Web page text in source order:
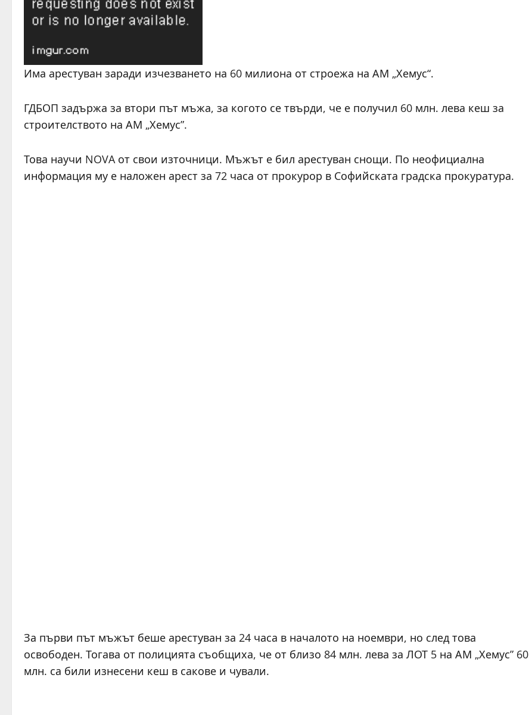
Има арестуван заради изчезването на 60 милиона от строежа на АМ „Хемус“.
ГДБОП задържа за втори път мъжа, за когото се твърди, че е получил 60 млн. лева кеш за
строителството на АМ „Хемус”.
Това научи NOVA от свои източници. Мъжът е бил арестуван снощи. По неофициална
информация му е наложен арест за 72 часа от прокурор в Софийската градска прокуратура.
За първи път мъжът беше арестуван за 24 часа в началото на ноември, но след това
освободен. Тогава от полицията съобщиха, че от близо 84 млн. лева за ЛОТ 5 на АМ „Хемус” 60
млн. са били изнесени кеш в сакове и чували.